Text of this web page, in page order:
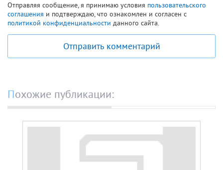
Отправляя сообщение, я принимаю условия пользовательского
соглашения и подтверждаю, что ознакомлен и согласен с
политикой конфиденциальности данного сайта.
Отправить комментарий
Похожие публикации: